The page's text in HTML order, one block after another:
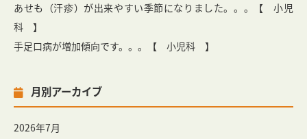
あせも（汗疹）が出来やすい季節になりました。。。【 小児
科 】
手足口病が増加傾向です。。。【 小児科 】
月別アーカイブ
2026年7月